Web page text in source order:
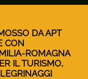
DA APT
CON
ROMAGNA
IL TURISMO,